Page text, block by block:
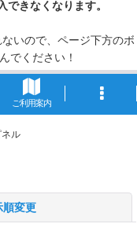
きなくなります。
いので、ページ下方のボ
でください！
ご利用案内
ル
順変更